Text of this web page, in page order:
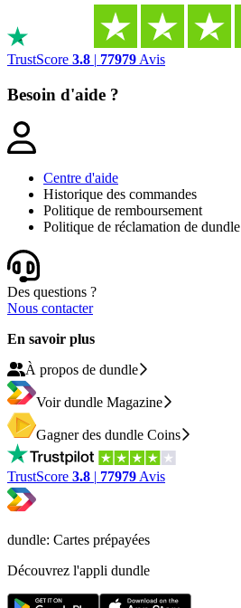
TrustScore 3.8 | 77979 Avis
Besoin d'aide ?
Centre d'aide
Historique des commandes
Politique de remboursement
Politique de réclamation de dundle
Des questions ?
Nous contacter
En savoir plus
À propos de dundle
Voir dundle Magazine
Gagner des dundle Coins
TrustScore 3.8 | 77979 Avis
dundle: Cartes prépayées
Découvrez l'appli dundle